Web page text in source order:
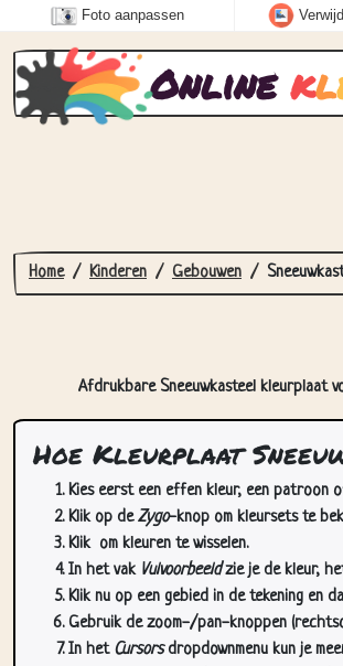
Foto aanpassen
Online kl
Home Kinderen Gebouwen
Afdrukbare Sneeuwkasteel kleurplaat
Hoe Kleurplaat
Kies eerst een effen kleur, een patroon
Klik op deZygo-knop om kleursets te
Klik om kleuren te wisselen.
In het vak Vulvoorbeeldzie je de kleur,
Klik nu op een gebied in de tekening
Gebruik de zoom-/pan-knoppen
In het Cursorsdropdownmenu kun je